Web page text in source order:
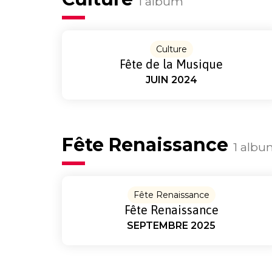
Culture
Fête de la Musique
JUIN 2024
Fête Renaissance 1
Fête Renaissance
Fête Renaissance
SEPTEMBRE 2025